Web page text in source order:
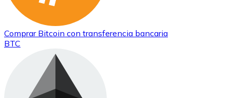
Comprar Bitcoin con transferencia bancaria
BTC